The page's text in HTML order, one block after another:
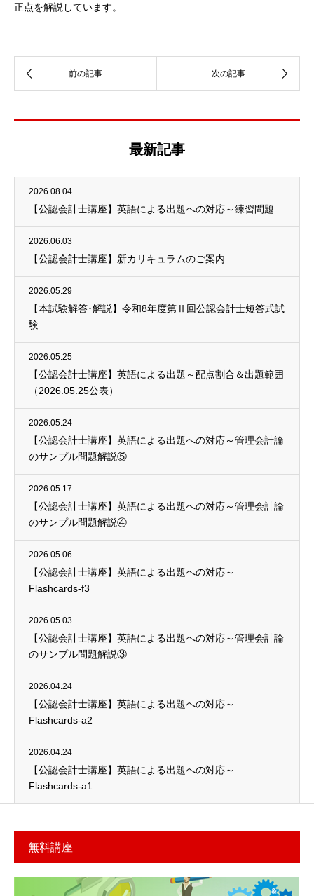
正点を解説しています。
最新記事
2026.08.04
【公認会計士講座】英語による出題への対応～練習問題
2026.06.03
【公認会計士講座】新カリキュラムのご案内
2026.05.29
【本試験解答･解説】令和8年度第Ⅱ回公認会計士短答式試
験
2026.05.25
【公認会計士講座】英語による出題～配点割合＆出題範囲
（2026.05.25公表）
2026.05.24
【公認会計士講座】英語による出題への対応～管理会計論
のサンプル問題解説⑤
2026.05.17
【公認会計士講座】英語による出題への対応～管理会計論
のサンプル問題解説④
2026.05.06
【公認会計士講座】英語による出題への対応～
Flashcards-f3
2026.05.03
【公認会計士講座】英語による出題への対応～管理会計論
のサンプル問題解説③
2026.04.24
【公認会計士講座】英語による出題への対応～
Flashcards-a2
2026.04.24
【公認会計士講座】英語による出題への対応～
Flashcards-a1
無料講座